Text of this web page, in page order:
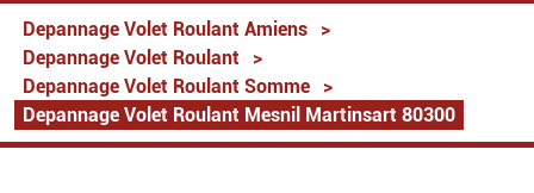
Depannage Volet Roulant Amiens
>
Depannage Volet Roulant
>
Depannage Volet Roulant Somme
>
Depannage Volet Roulant Mesnil Martinsart 80300